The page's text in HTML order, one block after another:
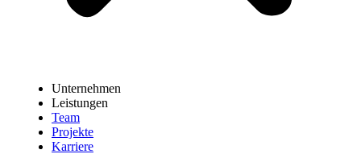
Unternehmen
Leistungen
Team
Projekte
Karriere